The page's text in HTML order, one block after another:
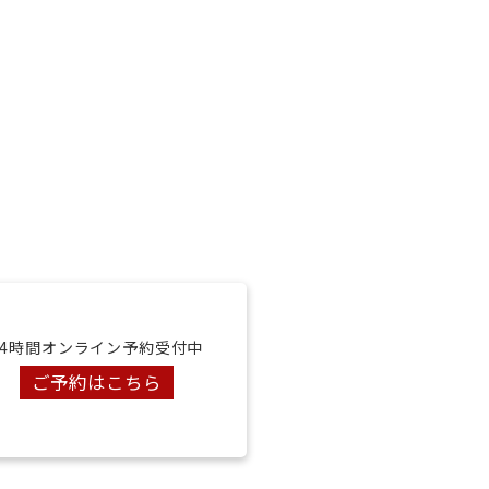
時間オンライン予約受付中
ご予約はこちら